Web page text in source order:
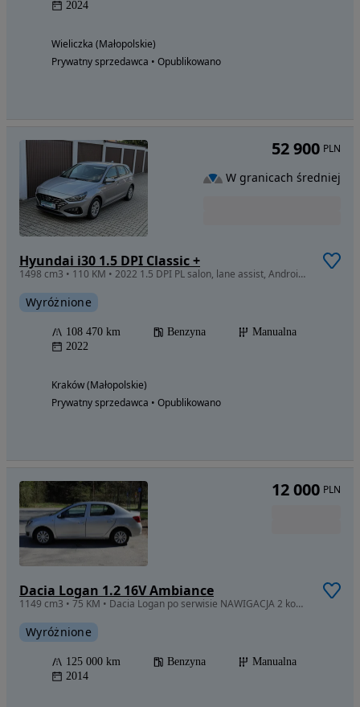
2024
Wieliczka (Małopolskie)
Prywatny sprzedawca • Opublikowano
Hyundai i30 1.5 DPI Classic +
1498 cm3 • 110 KM • 2022 1.5 DPI PL salon, lane assist, Android Auto/CarPlay, org. lakier
Wyróżnione
108 470 km Benzyna
Manualna
2022
Kraków (Małopolskie)
Prywatny sprzedawca • Opublikowano
52 900 PLN
W granicach średniej
Dacia Logan 1.2 16V Ambiance
1149 cm3 • 75 KM • Dacia Logan po serwisie NAWIGACJA 2 komplety kół KLIMA Czujniki KAMERA
Wyróżnione
125 000 km Benzyna
Manualna
2014
12 000 PLN